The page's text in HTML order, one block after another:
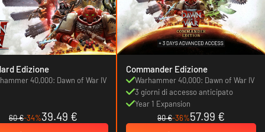
Edizione
40,000: Dawn of War IV
60 €-34%39.49 €
Commander Edizione
Warhammer 40,000: Dawn of War IV
3 giorni di accesso anticipato
Year 1 Expansion
90 €-36%57.99 €